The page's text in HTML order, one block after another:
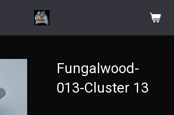
Fungalwood-
013-Cluster 13